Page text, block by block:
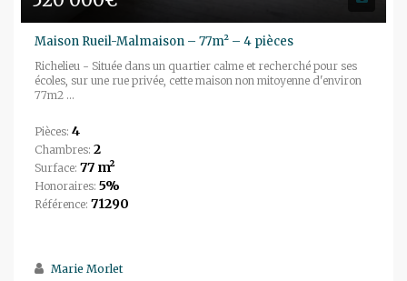
Maison Rueil-Malmaison – 77m² – 4 pièces
Richelieu - Située dans un quartier calme et recherché pour ses
écoles, sur une rue privée, cette maison non mitoyenne d'environ
77m2 ...
Pièces: 4
Chambres: 2
Surface: 77 m²
Honoraires: 5%
Référence: 71290
Marie Morlet